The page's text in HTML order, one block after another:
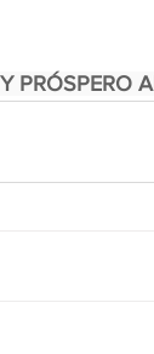
PRÓSPERO